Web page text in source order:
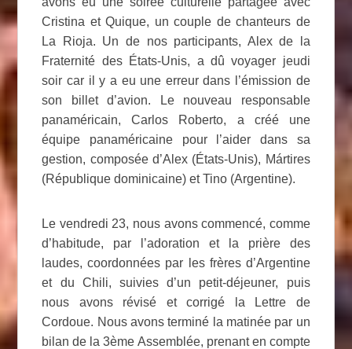
Cristina et Quique, un couple de chanteurs de
La Rioja. Un de nos participants, Alex de la
Fraternité des États-Unis, a dû voyager jeudi
soir car il y a eu une erreur dans l’émission de
son billet d’avion. Le nouveau responsable
panaméricain, Carlos Roberto, a créé une
équipe panaméricaine pour l’aider dans sa
gestion, composée d’Alex (États-Unis), Mártires
(République dominicaine) et Tino (Argentine).
Le vendredi 23, nous avons commencé, comme
d’habitude, par l’adoration et la prière des
laudes, coordonnées par les frères d’Argentine
et du Chili, suivies d’un petit-déjeuner, puis
nous avons révisé et corrigé la Lettre de
Cordoue. Nous avons terminé la matinée par un
bilan de la 3ème Assemblée, prenant en compte